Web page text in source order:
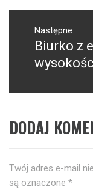
Następne
Następny
post:
Biurko z
DODAJ
Twój adres e-mail
są oznaczone *